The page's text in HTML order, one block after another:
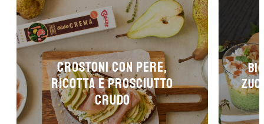
CROSTONI CON PERE,
RICOTTA E PROSCIUTTO
CRUDO